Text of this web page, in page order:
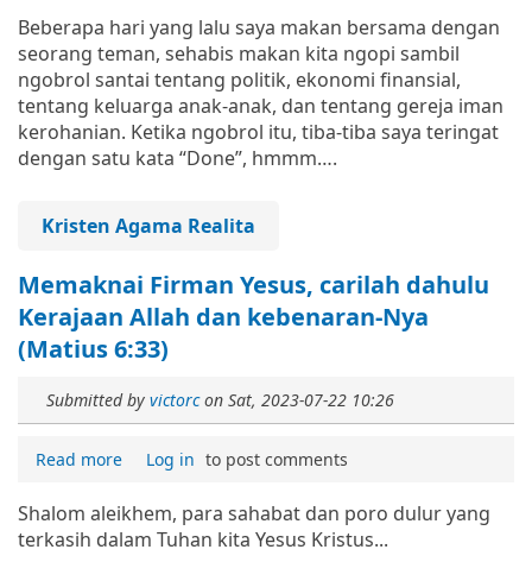
Beberapa hari yang lalu saya makan bersama dengan
seorang teman, sehabis makan kita ngopi sambil
ngobrol santai tentang politik, ekonomi finansial,
tentang keluarga anak-anak, dan tentang gereja iman
kerohanian. Ketika ngobrol itu, tiba-tiba saya teringat
dengan satu kata “Done”, hmmm….
Kristen Agama Realita
Memaknai Firman Yesus, carilah dahulu
Kerajaan Allah dan kebenaran-Nya
(Matius 6:33)
Submitted by victorcon Sat, 2023-07-22 10:26
Read more Log in to post comments
Shalom aleikhem, para sahabat dan poro dulur yang
terkasih dalam Tuhan kita Yesus Kristus...